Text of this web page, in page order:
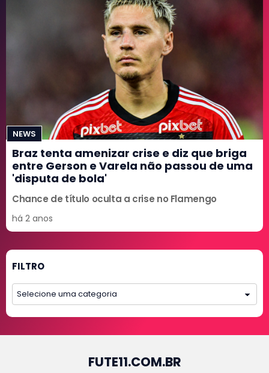
NEWS
Braz tenta amenizar crise e diz que briga
entre Gerson e Varela não passou de uma
'disputa de bola'
Chance de título oculta a crise no Flamengo
há 2 anos
FILTRO
FUTE11.COM.BR